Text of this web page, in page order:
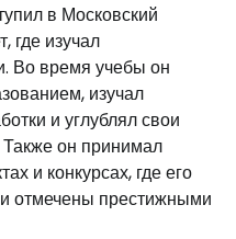
в Московский
где изучал
Во время учебы он
изучал
и углублял свои
он принимал
и конкурсах, где его
отмечены престижными